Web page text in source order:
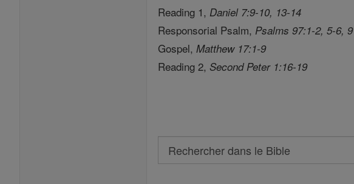
Reading 1, Daniel 7:9-10, 13-14
Responsorial Psalm, Psalms 97:1-2, 5-6, 9
Gospel,Matthew 17:1-9
Reading 2,Second Peter 1:16-19
Search
Rechercher